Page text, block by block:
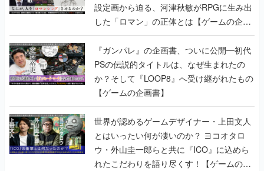
設定画から迫る、河津秋敏がRPGに生み出
した「ロマン」の正体とは【ゲームの企画
書】
『ガンパレ』の企画書、ついに公開━初代
PSの伝説的タイトルは、なぜ生まれたの
か？そして『LOOP8』へ受け継がれたもの
【ゲームの企画書】
世界が認めるゲームデザイナー・上田文人
とはいったい何が凄いのか？ ヨコオタロ
ウ・外山圭一郎らと共に『ICO』に込めら
れたこだわりを語り尽くす！【ゲームの企